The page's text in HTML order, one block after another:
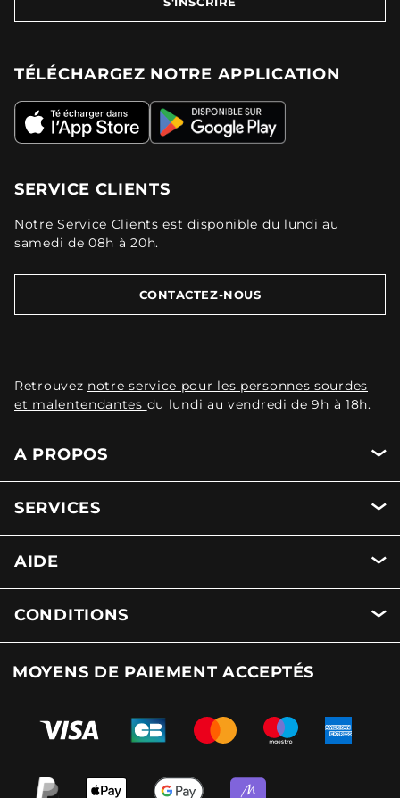
TÉLÉCHARGEZ NOTRE APPLICATION
SERVICE CLIENTS
Notre Service Clients est disponible du lundi au
samedi de 08h à 20h.
CONTACTEZ-NOUS
Retrouvez notre service pour les personnes sourdes
et malentendantes du lundi au vendredi de 9h à 18h.
A PROPOS
SERVICES
AIDE
CONDITIONS
MOYENS DE PAIEMENT ACCEPTÉS